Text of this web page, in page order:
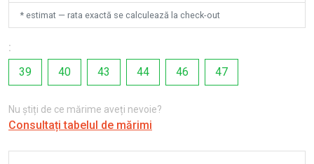
* estimat — rata exactă se calculează la check-out
:
39
40 43 44 46 47
Nu știți de ce mărime aveți nevoie?
Consultați tabelul de mărimi